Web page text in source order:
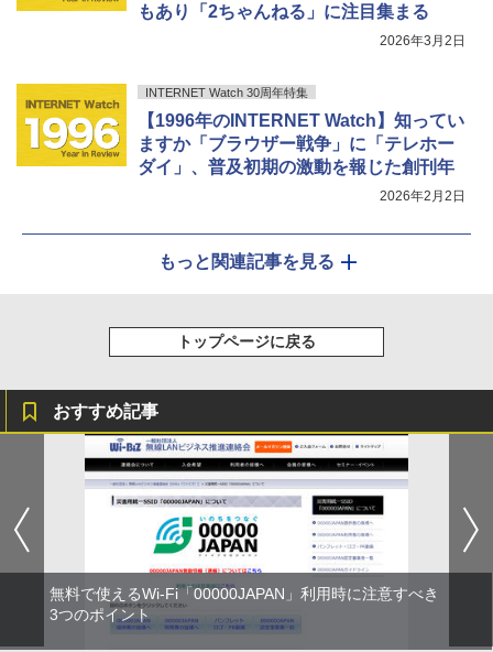
もあり「2ちゃんねる」に注目集まる
2026年3月2日
INTERNET Watch 30周年特集
【1996年のINTERNET Watch】知ってい
ますか「ブラウザー戦争」に「テレホー
ダイ」、普及初期の激動を報じた創刊年
2026年2月2日
もっと関連記事を見る
トップページに戻る
おすすめ記事
無料で使えるWi-Fi「00000JAPAN」利用時に注意すべき
3つのポイント